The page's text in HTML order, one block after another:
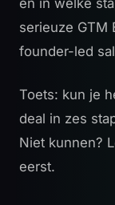
serieuze GTM
founder-led
Toets: kun je
deal in zes
Niet kunnen?
eerst.